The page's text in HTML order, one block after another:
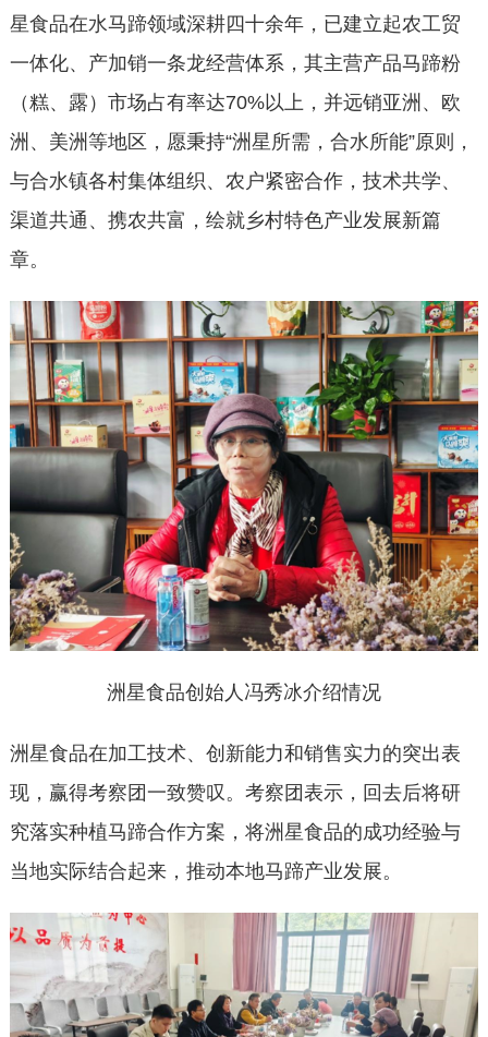
星食品在水马蹄领域深耕四十余年，已建立起农工贸
一体化、产加销一条龙经营体系，其主营产品马蹄粉
（糕、露）市场占有率达70%以上，并远销亚洲、欧
洲、美洲等地区，愿秉持“洲星所需，合水所能”原则，
与合水镇各村集体组织、农户紧密合作，技术共学、
渠道共通、携农共富，绘就乡村特色产业发展新篇
章。
洲星食品创始人冯秀冰介绍情况
洲星食品在加工技术、创新能力和销售实力的突出表
现，赢得考察团一致赞叹。考察团表示，回去后将研
究落实种植马蹄合作方案，将洲星食品的成功经验与
当地实际结合起来，推动本地马蹄产业发展。